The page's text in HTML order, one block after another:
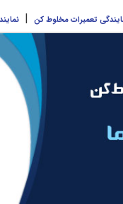
تعمیرات مخلوط کن |